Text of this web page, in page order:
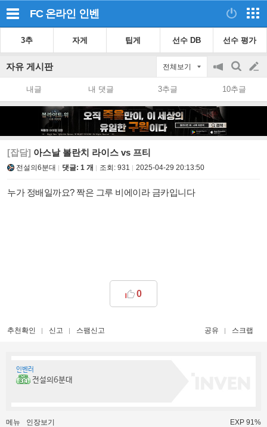
FC 온라인 인벤
3추 자게 팁게 선수 DB 선수 평가
자유 게시판 전체보기
공
지
on/off
검
색
글
쓰
내글 내 댓글 3추글 10추글
[잡담] 아스날 볼란치 라이스 vs 프티
전설의6분대 댓글: 1 개 조회: 931 2025-04-29 20:13:50
누가 정배일까요? 짝은 그루 비에이라 금카입니다
0
추천확인 신고 스팸신고 공유 스크랩
인벤러
전설의6분대
메뉴 인장보기 EXP 91%